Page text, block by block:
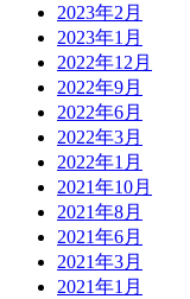
2023年2月
2023年1月
2022年12月
2022年9月
2022年6月
2022年3月
2022年1月
2021年10月
2021年8月
2021年6月
2021年3月
2021年1月